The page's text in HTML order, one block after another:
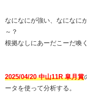
なになにが強い、なになに
～？
根拠なしにあーだこーだ喚
2025/04/20 中山11R 皐月賞
ータを使って分析する。